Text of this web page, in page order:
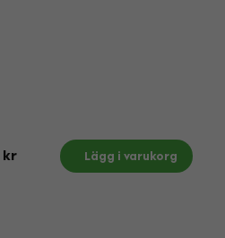
kr Lägg i varukorg